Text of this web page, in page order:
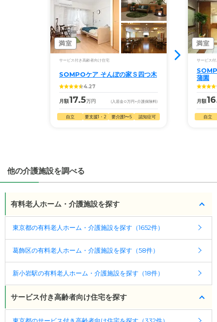
す。詳しくはこちら
◎ケアスル 介護の3つの特徴
・経験豊富な入居相談員が完全無料で施設探しをサ
受付時間：10：00～19：00
・全国10000件の介護施設情報を掲載
幅広い選択肢の中から、条件にあった施設を選ぶ
ことができます。
医療・看護体制から施設を探すこともできます。
満室
サービス付き高齢者向け住宅
SOMPOケア そんぽの家Ｓ四つ木
4.27
月額17.5万円 (入居金0万円 +介護保険料)
自立 要支援1・2 要介護1〜5 認知症可
満室
サービス付
蒲園
月額
自立
他の介護施設を調べる
有料老人ホーム・介護施設を探す
東京都の有料老人ホーム・介護施設を探す（1652件）
葛飾区の有料老人ホーム・介護施設を探す（58件）
新小岩駅の有料老人ホーム・介護施設を探す（18件）
サービス付き高齢者向け住宅を探す